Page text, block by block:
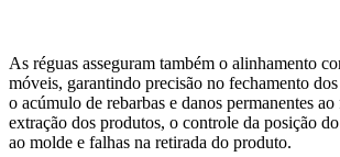
As réguas asseguram também o alinhamento
móveis, garantindo precisão no fechamento
o acúmulo de rebarbas e danos permanentes
extração dos produtos, o controle da posição
ao molde e falhas na retirada do produto.